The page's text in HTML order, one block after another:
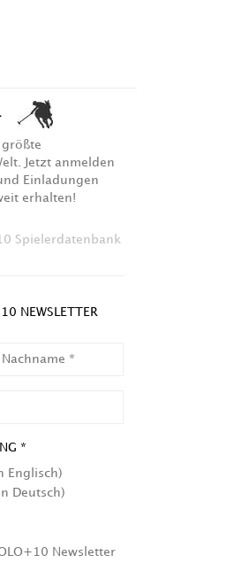
Jetzt anmelden
Einladungen
erhalten!
Spielerdatenbank
NEWSLETTER
*
Englisch)
Deutsch)
Newsletter